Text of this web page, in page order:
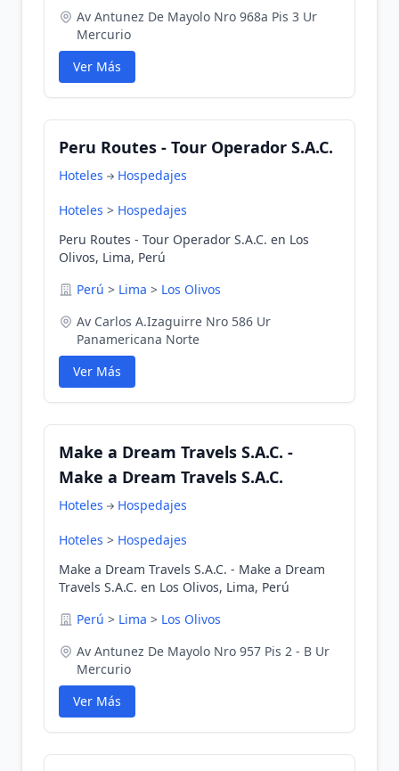
Av Antunez De Mayolo Nro 968a Pis 3 Ur
Mercurio
Ver Más
Peru Routes - Tour Operador S.A.C.
Hoteles Hospedajes
Hoteles > Hospedajes
Peru Routes - Tour Operador S.A.C. en Los
Olivos, Lima, Perú
Perú > Lima > Los Olivos
Av Carlos A.Izaguirre Nro 586 Ur
Panamericana Norte
Ver Más
Make a Dream Travels S.A.C. -
Make a Dream Travels S.A.C.
Hoteles Hospedajes
Hoteles > Hospedajes
Make a Dream Travels S.A.C. - Make a Dream
Travels S.A.C. en Los Olivos, Lima, Perú
Perú > Lima > Los Olivos
Av Antunez De Mayolo Nro 957 Pis 2 - B Ur
Mercurio
Ver Más